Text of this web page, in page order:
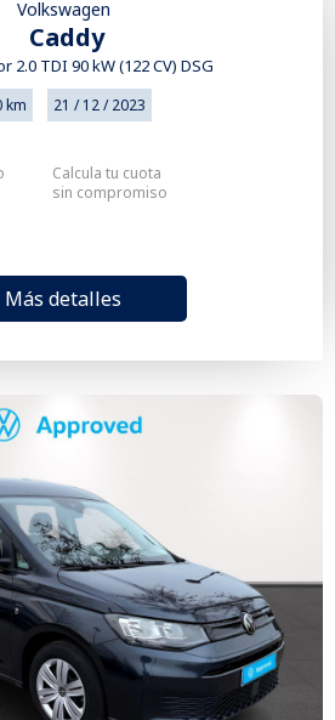
Volkswagen
Caddy
2.0 TDI 90 kW (122 CV) DSG
km 21 / 12 / 2023
Más detalles
Calcula tu cuota
sin compromiso